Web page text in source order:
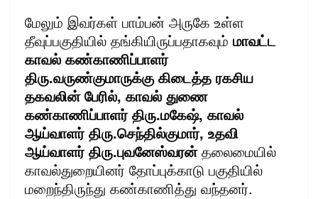
மேலும் இவர்கள் பாம்பன் அருகே உள்ள
தீவுப்பகுதியில் தங்கியிருப்பதாகவும் மாவட்ட
காவல் கண்காணிப்பாளர்
திரு.வருண்குமாருக்கு கிடைத்த ரகசிய
தகவலின் பேரில், காவல் துணை
கண்காணிப்பாளர் திரு.மகேஷ், காவல்
ஆய்வாளர் திரு.செந்தில்குமார், உதவி
ஆய்வாளர் திரு.புவனேஸ்வரன்தலைமையில்
காவல்துறையினர் தோப்புக்காடு பகுதியில்
மறைந்திருந்து கண்காணித்து வந்தனர்.